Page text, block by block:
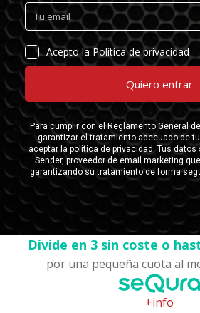
Divide en 3 sin coste o
por una pequeña cuota al
+info